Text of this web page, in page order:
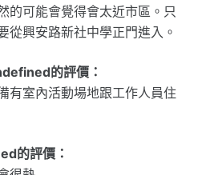
的可能會覺得會太近市區。只
從興安路新社中學正門進入。
的評價：
有室內活動場地跟工作人員住
的評價：